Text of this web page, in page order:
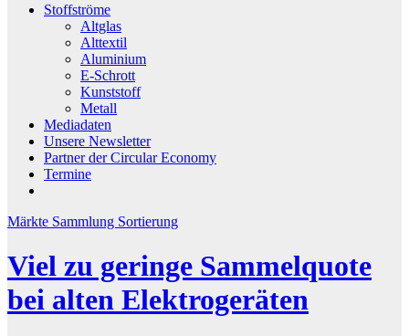
Stoffströme
Altglas
Alttextil
Aluminium
E-Schrott
Kunststoff
Metall
Mediadaten
Unsere Newsletter
Partner der Circular Economy
Termine
Märkte Sammlung Sortierung
Viel zu geringe Sammelquote
bei alten Elektrogeräten